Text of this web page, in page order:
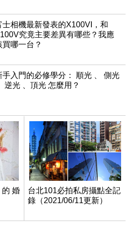
士相機最新發表的X100VI，和
究竟主要差異有哪些？我應
買哪一台？
手入門的必修學分： 順光 、 側光
逆光 、頂光 怎麼用？
的 婚
台北101必拍私房攝點全記
錄（2021/06/11更新）